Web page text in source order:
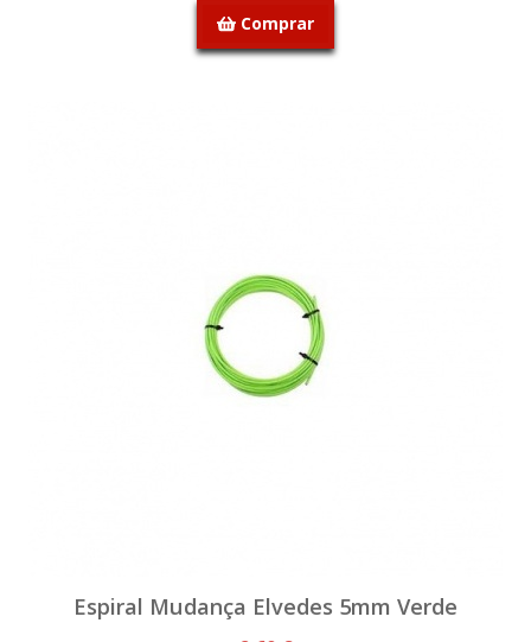
Comprar
Espiral Mudança Elvedes 5mm Verde